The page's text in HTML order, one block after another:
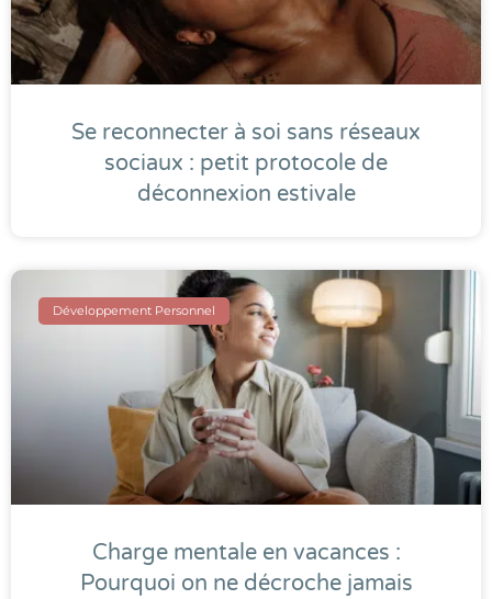
Se reconnecter à soi sans réseaux
sociaux : petit protocole de
déconnexion estivale
Développement Personnel
Charge mentale en vacances :
Pourquoi on ne décroche jamais